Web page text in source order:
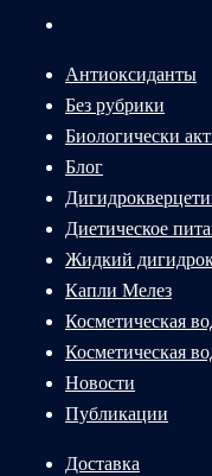
Антиоксиданты
Без рубрики
Биологически
Блог
Диетическое
Жидкий
Капли Мелез
Косметическая
Косметическая
Новости
Публикации
Доставка